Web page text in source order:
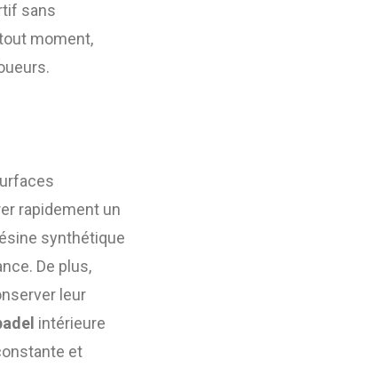
sans
moment,
rapidement un
synthétique
De plus,
leur
intérieure
et